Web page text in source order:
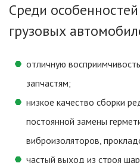
Среди
грузовых
отличную
запчастям;
низкое качество сборки
постоянной замены
виброизоляторов,
частый выход из строя